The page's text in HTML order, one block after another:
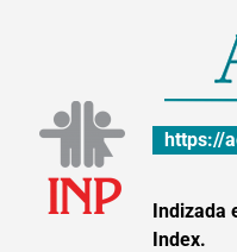
https://
Indizada
Index.